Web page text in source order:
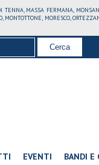
MASSA FERMANA,
MORESCO,
EVENTI BANDI E